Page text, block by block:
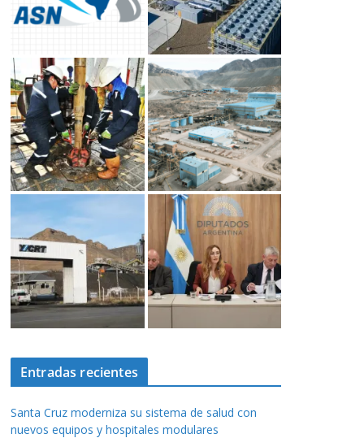
Entradas recientes
Santa Cruz moderniza su sistema de salud con
nuevos equipos y hospitales modulares